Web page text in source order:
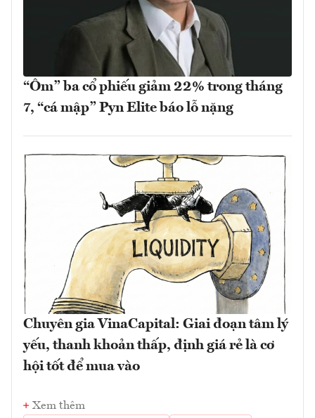
“Ôm” ba cổ phiếu giảm 22% trong tháng
7, “cá mập” Pyn Elite báo lỗ nặng
Chuyên gia VinaCapital: Giai đoạn tâm lý
yếu, thanh khoản thấp, định giá rẻ là cơ
hội tốt để mua vào
Xem thêm